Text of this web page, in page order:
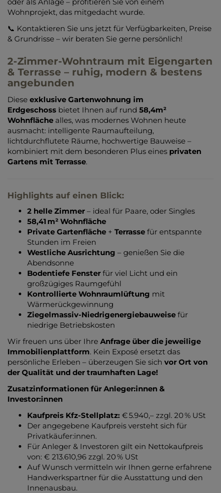
Wohnprojekt, das mitgedacht wurde.
📞 Kontaktieren Sie uns jetzt für Verfügbarkeiten, Preise
& Grundrisse – wir beraten Sie gerne persönlich!
2-Zimmer-Wohntraum mit Eigengarten
& Terrasse – ruhig, modern & bestens
angebunden
Diese exklusive Gartenwohnung im
Erdgeschoss bietet Ihnen auf rund 58,4m²
Wohnfläche alles, was modernes Wohnen heute
ausmacht: intelligente Raumaufteilung,
lichtdurchflutete Räume, hochwertige Bauweise –
kombiniert mit dem besonderen Plus eines privaten
Gartens mit Terrasse.
Highlights auf einen Blick:
2 helle Zimmer – ideal für Paare, oder Singles
58,41 m² Wohnfläche
Private Gartenfläche + Terrasse für entspannte
Stunden im Freien
Westliche Ausrichtung – genießen Sie die
Abendsonne
Bodentiefe Fenster für viel Licht und ein
großzügiges Raumgefühl
Kontrollierte Wohnraumlüftung mit
Wärmerückgewinnung
Ziegelmassiv-Niedrigenergiebauweise für
niedrige Betriebskosten
Wir freuen uns über Ihre Anfrage über die jeweilige
Immobilienplattform. Kein Exposé ersetzt das
persönliche Erleben – überzeugen Sie sich vor Ort von
der Qualität und der traumhaften Lage!
Zusatzinformationen für Anleger:innen &
Investor:innen
Kaufpreis Kfz-Stellplatz: € 5.940,– zzgl. 20 % USt
Der angegebene Kaufpreis versteht sich für
Privatkäufer:innen.
Für Anleger & Investoren gilt ein Nettokaufpreis
von: € 213.610,96 zzgl. 20 % USt
Auf Wunsch vermitteln wir Ihnen gerne erfahrene
Handwerkspartner für die Ausstattung und den
Innenausbau.